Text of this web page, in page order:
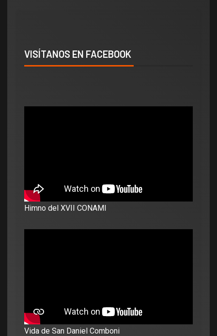
VISÍTANOS EN FACEBOOK
Himno del XVII CONAMI
Vida de San Daniel Comboni